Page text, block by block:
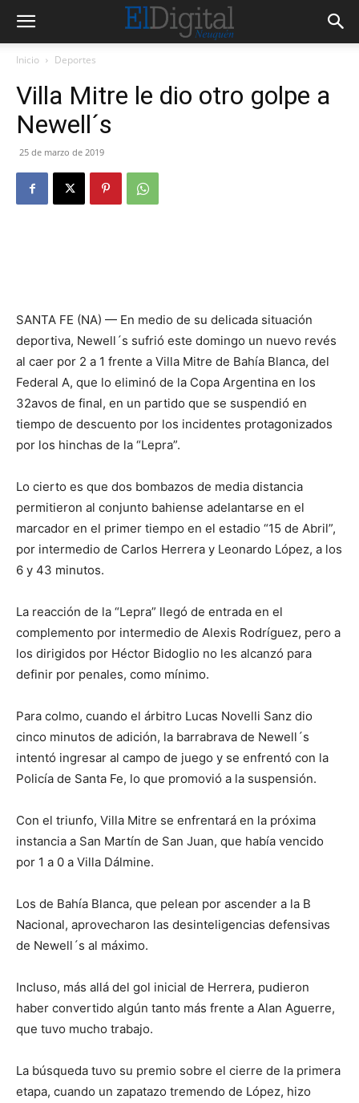
Inicio Deportes
Villa Mitre le dio otro golpe a
Newell´s
25 de marzo de 2019
SANTA FE (NA) — En medio de su delicada situación
deportiva, Newell´s sufrió este domingo un nuevo revés
al caer por 2 a 1 frente a Villa Mitre de Bahía Blanca, del
Federal A, que lo eliminó de la Copa Argentina en los
32avos de final, en un partido que se suspendió en
tiempo de descuento por los incidentes protagonizados
por los hinchas de la “Lepra”.
Lo cierto es que dos bombazos de media distancia
permitieron al conjunto bahiense adelantarse en el
marcador en el primer tiempo en el estadio “15 de Abril”,
por intermedio de Carlos Herrera y Leonardo López, a los
6 y 43 minutos.
La reacción de la “Lepra” llegó de entrada en el
complemento por intermedio de Alexis Rodríguez, pero a
los dirigidos por Héctor Bidoglio no les alcanzó para
definir por penales, como mínimo.
Para colmo, cuando el árbitro Lucas Novelli Sanz dio
cinco minutos de adición, la barrabrava de Newell´s
intentó ingresar al campo de juego y se enfrentó con la
Policía de Santa Fe, lo que promovió a la suspensión.
Con el triunfo, Villa Mitre se enfrentará en la próxima
instancia a San Martín de San Juan, que había vencido
por 1 a 0 a Villa Dálmine.
Los de Bahía Blanca, que pelean por ascender a la B
Nacional, aprovecharon las desinteligencias defensivas
de Newell´s al máximo.
Incluso, más allá del gol inicial de Herrera, pudieron
haber convertido algún tanto más frente a Alan Aguerre,
que tuvo mucho trabajo.
La búsqueda tuvo su premio sobre el cierre de la primera
etapa, cuando un zapatazo tremendo de López, hizo